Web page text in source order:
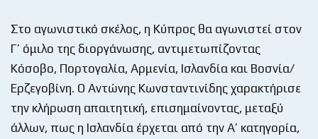
Στο αγωνιστικό σκέλος, η Κύπρος θα αγωνιστεί στον
Γ’ όμιλο της διοργάνωσης, αντιμετωπίζοντας
Κόσοβο, Πορτογαλία, Αρμενία, Ισλανδία και Βοσνία/
Ερζεγοβίνη. Ο Αντώνης Κωνσταντινίδης χαρακτήρισε
την κλήρωση απαιτητική, επισημαίνοντας, μεταξύ
άλλων, πως η Ισλανδία έρχεται από την Α’ κατηγορία,